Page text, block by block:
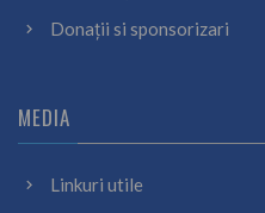
Donații si sponsorizari
MEDIA
Linkuri utile